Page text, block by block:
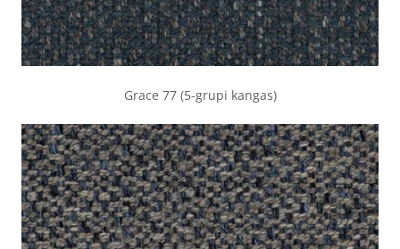
Grace 77 (5-grupi kangas)